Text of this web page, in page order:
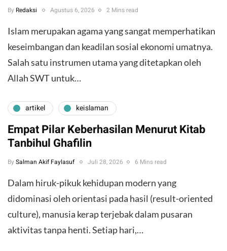
By Redaksi Agustus 6, 2026 2 Mins read
Islam merupakan agama yang sangat memperhatikan
keseimbangan dan keadilan sosial ekonomi umatnya.
Salah satu instrumen utama yang ditetapkan oleh
Allah SWT untuk…
artikel keislaman
Empat Pilar Keberhasilan Menurut Kitab
Tanbihul Ghafilin
By Salman Akif Faylasuf Juli 28, 2026 6 Mins read
Dalam hiruk-pikuk kehidupan modern yang
didominasi oleh orientasi pada hasil (result-oriented
culture), manusia kerap terjebak dalam pusaran
aktivitas tanpa henti. Setiap hari,…